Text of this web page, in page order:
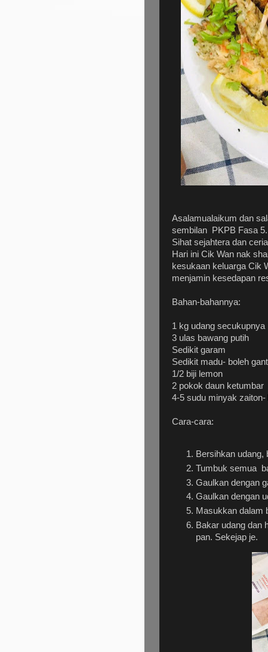
Asalamualaikum dan
sembilan PKPB Fasa
Sihat sejahtera dan
Hari ini Cik Wan nak
kesukaan keluarga Cik
menjamin kesedapan
Bahan-bahannya:
1 kg udang secukupnya
3 ulas bawang putih
Sedikit garam
Sedikit madu- boleh
1/2 biji lemon
2 pokok daun ketumbar
4-5 sudu minyak
Cara-cara:
Bersihkan udang,
Tumbuk semua
Gaulkan dengan
Gaulkan dengan
Masukkan dalam
Bakar udang dan
pan. Sekejap je.